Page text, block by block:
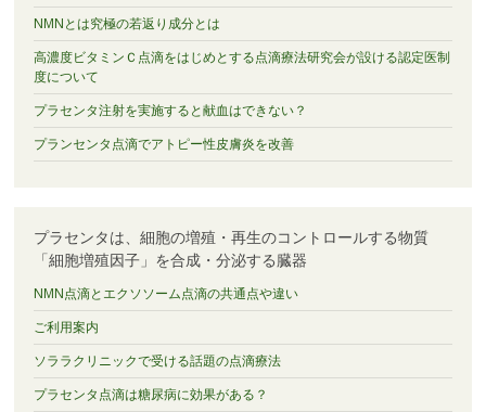
NMNとは究極の若返り成分とは
高濃度ビタミンＣ点滴をはじめとする点滴療法研究会が設ける認定医制
度について
プラセンタ注射を実施すると献血はできない？
プランセンタ点滴でアトピー性皮膚炎を改善
プラセンタは、細胞の増殖・再生のコントロールする物質
「細胞増殖因子」を合成・分泌する臓器
NMN点滴とエクソソーム点滴の共通点や違い
ご利用案内
ソララクリニックで受ける話題の点滴療法
プラセンタ点滴は糖尿病に効果がある？